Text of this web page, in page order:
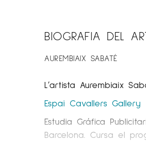
BIOGRAFIA DEL
AUREMBIAIX SABATÉ
L’artista Aurembiaix
Espai Cavallers Gallery
Estudia Gráfica
Barcelona. Cursa el